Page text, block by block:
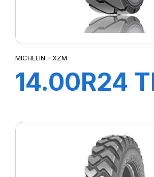
MICHELIN - XZM
14.00R24
STABIL'X